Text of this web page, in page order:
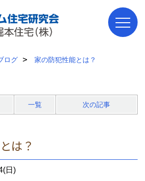
ログ 家の防犯性能とは？
一覧 次の記事
は？
日)